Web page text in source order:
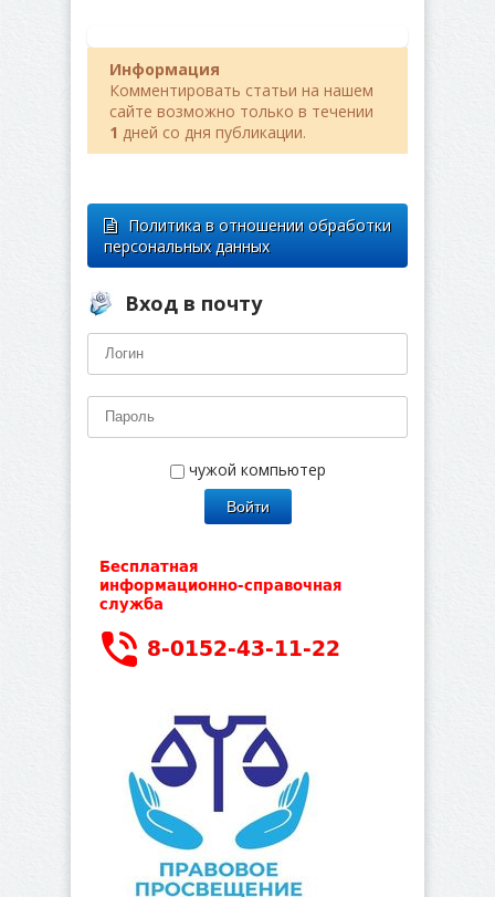
Информация
Комментировать статьи на нашем
сайте возможно только в течении
1 дней со дня публикации.
Политика в отношении обработки
персональных данных
Вход в почту
чужой компьютер